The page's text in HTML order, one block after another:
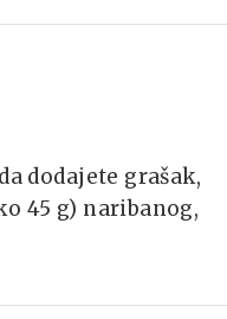
dodajete grašak,
45 g) naribanog,